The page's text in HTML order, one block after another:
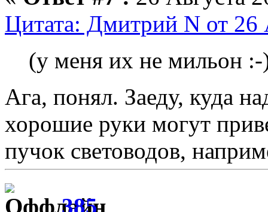
Цитата: Дмитрий N от 26
(у меня их не мильон
Ага, понял. Заеду, куда
хорошие руки могут
пучок световодов,
385